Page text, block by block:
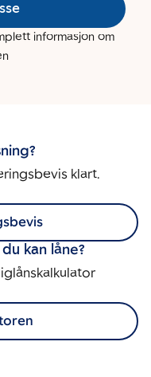
informasjon om
klart.
kan låne?